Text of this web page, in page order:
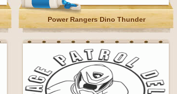
Power Rangers Dino Thunder